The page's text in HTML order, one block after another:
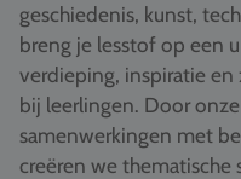
Over ons
Een offerte aanvragen
Referenties
geschiedenis, kunst,
breng je lesstof op een
verdieping, inspiratie
bij leerlingen. Door
samenwerkingen met
creëren we thematische